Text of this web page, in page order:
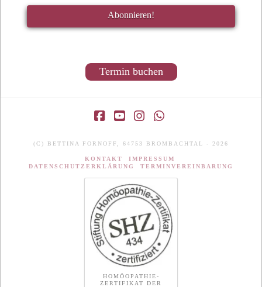
Termin buchen
(C) BETTINA FORNOFF, 64753 BROMBACHTAL - 2026
KONTAKT
IMPRESSUM
DATENSCHUTZERKLÄRUNG
TERMINVEREINBARUNG
HOMÖOPATHIE-
ZERTIFIKAT DER